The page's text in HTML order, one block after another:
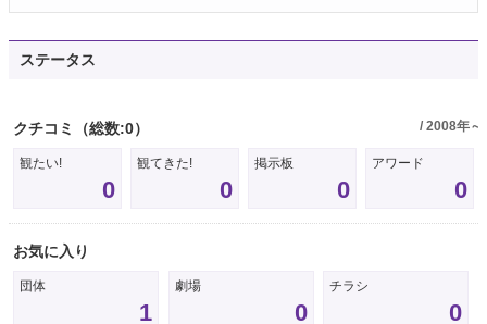
ステータス
クチコミ （総数:0） / 2008年～
観たい!
0
観てきた!
0
掲示板
0
アワード
0
お気に入り
団体
1
劇場
0
チラシ
0